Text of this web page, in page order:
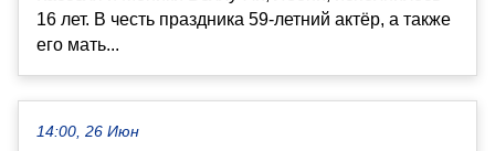
16 лет. В честь праздника 59-летний актёр, а также
его мать...
14:00, 26 Июн